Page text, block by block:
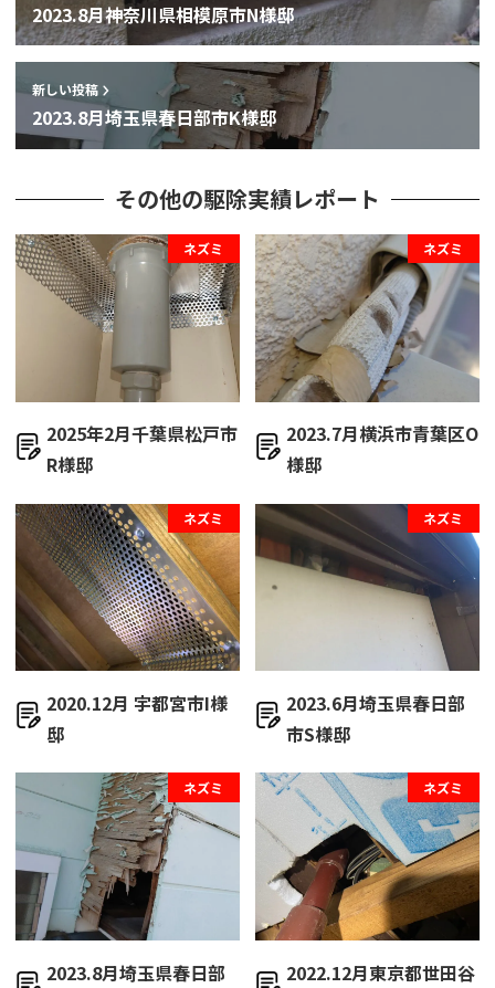
2023.8月神奈川県相模原市N様邸
新しい投稿
2023.8月埼玉県春日部市K様邸
その他の駆除実績レポート
ネズミ
2025年2月千葉県松戸市
R様邸
ネズミ
2023.7月横浜市青葉区O
様邸
ネズミ
2020.12月 宇都宮市I様
邸
ネズミ
2023.6月埼玉県春日部
市S様邸
ネズミ
2023.8月埼玉県春日部
ネズミ
2022.12月東京都世田谷